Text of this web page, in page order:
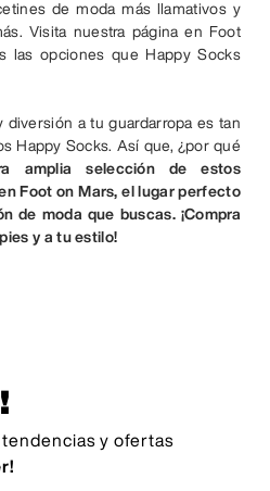
de moda más llamativos y
Visita nuestra página en Foot
las opciones que Happy Socks
a tu guardarropa es tan
Happy Socks. Así que, ¿por qué
amplia selección de estos
Foot on Mars, el lugar perfecto
de moda que buscas. ¡Compra
y a tu estilo!
tendencias y ofertas